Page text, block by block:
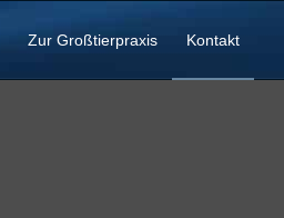
Zur Großtierpraxis Kontakt